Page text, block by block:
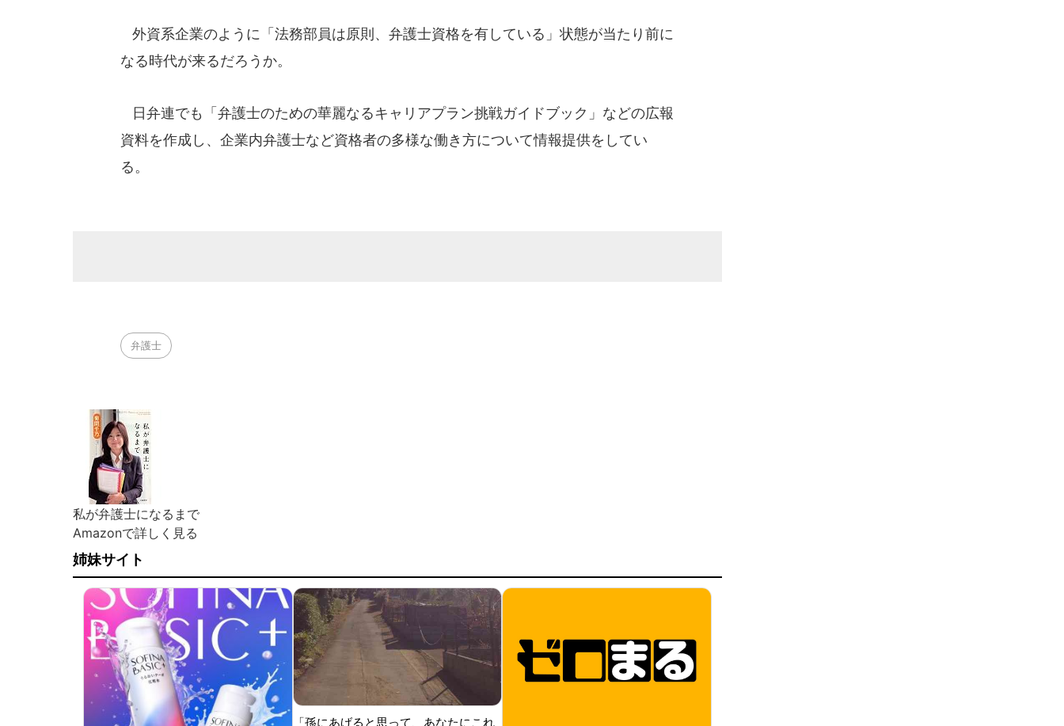
外資系企業のように「法務部員は原則、弁護士資格を有している」状態が当たり前に
なる時代が来るだろうか。
日弁連でも「弁護士のための華麗なるキャリアプラン挑戦ガイドブック」などの広報
資料を作成し、企業内弁護士など資格者の多様な働き方について情報提供をしてい
る。
弁護士
私が弁護士になるまで
Amazonで詳しく見る
姉妹サイト
「孫にあげると思って、あなたにこれ